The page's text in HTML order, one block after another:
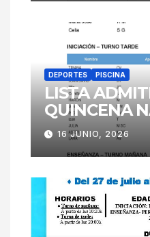
DEPORTES PISCINA
LISTA
QUINCENA
16 JUNIO, 2026